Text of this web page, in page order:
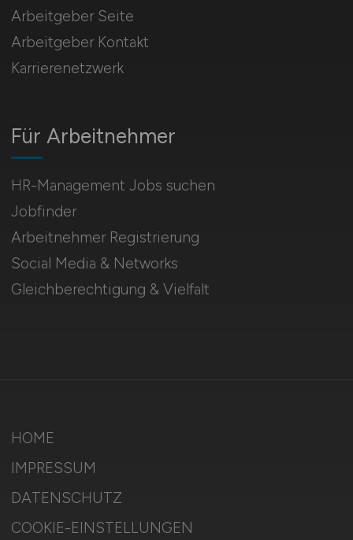
Für Arbeitnehmer
HR-Management Jobs suchen
Jobfinder
Arbeitnehmer Registrierung
Social Media & Networks
Gleichberechtigung & Vielfalt
Arbeitgeber Seite
Arbeitgeber Kontakt
Karrierenetzwerk
HOME
IMPRESSUM
DATENSCHUTZ
COOKIE-EINSTELLUNGEN